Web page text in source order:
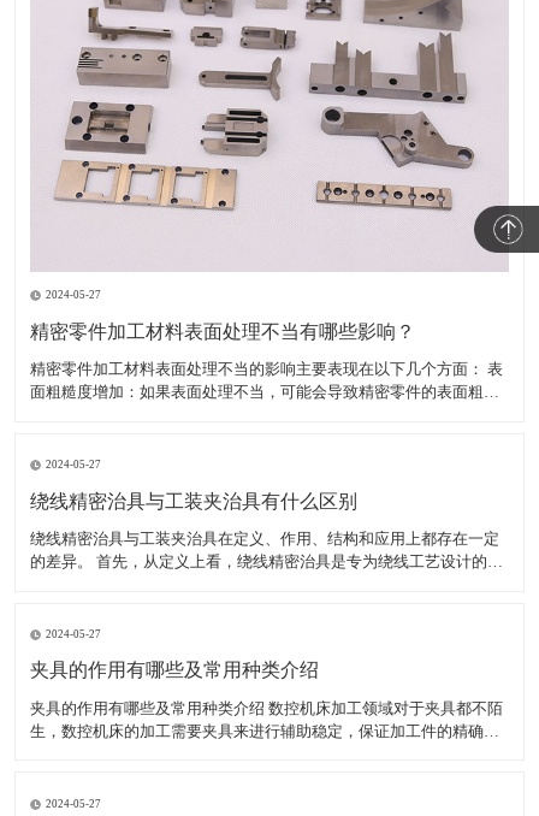
2024-05-27
精密零件加工材料表面处理不当有哪些影响？
精密零件加工材料表面处理不当的影响主要表现在以下几个方面： 表
面粗糙度增加：如果表面处理不当，可能会导致精密零件的表面粗糙
蚀。表面腐蚀会导致零件的外观和性能受损，甚至可能使其无法
2024-05-27
绕线精密治具与工装夹治具有什么区别
绕线精密治具与工装夹治具在定义、作用、结构和应用上都存在一定
的差异。 首先，从定义上看，绕线精密治具是专为绕线工艺设计的工
过程中所用的各种工具的总称，包括刀具、夹具、模具、量具
2024-05-27
夹具的作用有哪些及常用种类介绍
夹具的作用有哪些及常用种类介绍 数控机床加工领域对于夹具都不陌
生，数控机床的加工需要夹具来进行辅助稳定，保证加工件的精确
以及常用的夹具有哪些。 一、夹具的作用有哪些 1、能稳定
2024-05-27